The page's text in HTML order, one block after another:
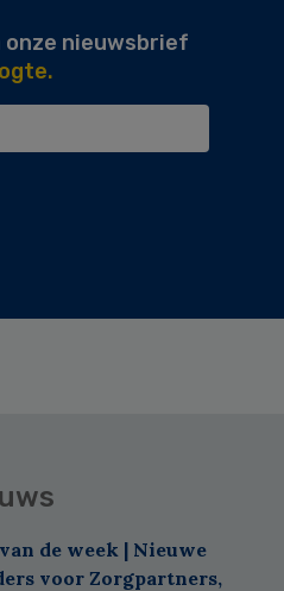
nieuwsbrief
de week | Nieuwe
voor Zorgpartners,